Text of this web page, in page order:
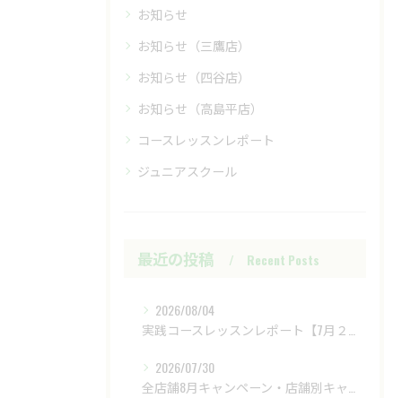
お知らせ
お知らせ（三鷹店）
お知らせ（四谷店）
お知らせ（高島平店）
コースレッスンレポート
ジュニアスクール
最近の投稿 Recent Posts
2026/08/04
実践コースレッスンレポート【7月２８日（火）富士レイクサイドCC】
2026/07/30
全店舗8月キャンペーン・店舗別キャンペーンもあります